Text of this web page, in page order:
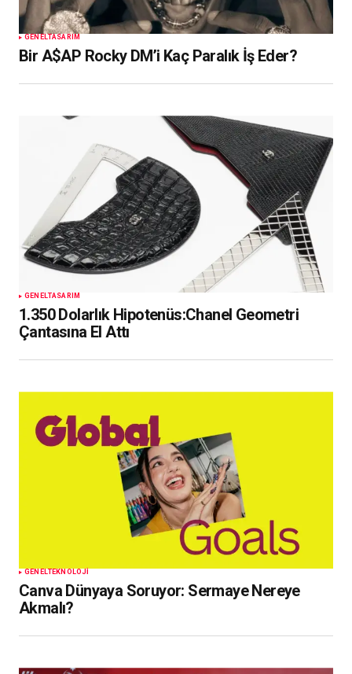
GENELTASARIM
Bir A$AP Rocky DM’i Kaç Paralık İş Eder?
GENELTASARIM
1.350 Dolarlık Hipotenüs:Chanel Geometri
Çantasına El Attı
GENELTEKNOLOJI
Canva Dünyaya Soruyor: Sermaye Nereye
Akmalı?